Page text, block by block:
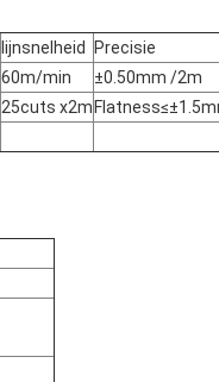
lijnsnelheid Precisie
60m/min ±0.50mm /2m
25cuts x2m